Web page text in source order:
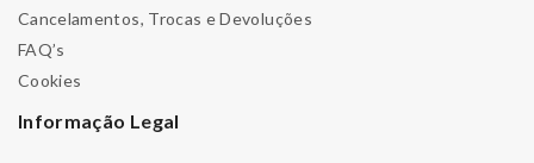
Cancelamentos, Trocas e Devoluções
FAQ’s
Cookies
Informação Legal